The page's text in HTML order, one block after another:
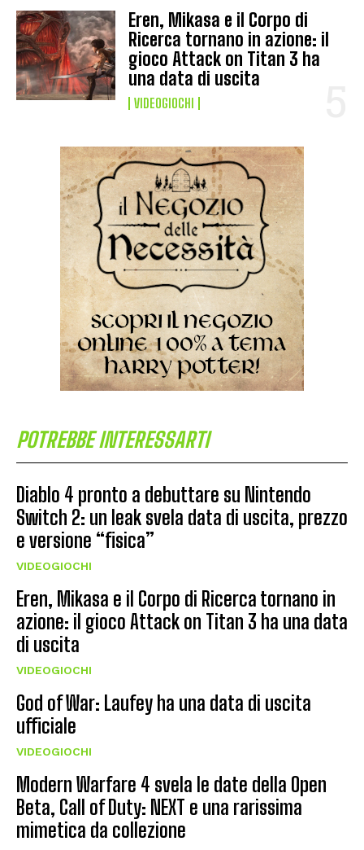
Eren, Mikasa e il Corpo di
Ricerca tornano in azione: il
gioco Attack on Titan 3 ha
una data di uscita
VIDEOGIOCHI
POTREBBE INTERESSARTI
Diablo 4 pronto a debuttare su Nintendo
Switch 2: un leak svela data di uscita, prezzo
e versione “fisica”
VIDEOGIOCHI
Eren, Mikasa e il Corpo di Ricerca tornano in
azione: il gioco Attack on Titan 3 ha una data
di uscita
VIDEOGIOCHI
God of War: Laufey ha una data di uscita
ufficiale
VIDEOGIOCHI
Modern Warfare 4 svela le date della Open
Beta, Call of Duty: NEXT e una rarissima
mimetica da collezione